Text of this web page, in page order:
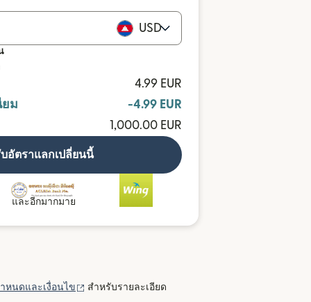
USD
4.99 EUR
ยม
-4.99 EUR
1,000.00 EUR
อัตราแลกเปลี่ยนนี้
และอีกมากมาย
หนดและเงื่อนไข (เปิดในหน้าต่างใหม่)
สำหรับรายละเอียด